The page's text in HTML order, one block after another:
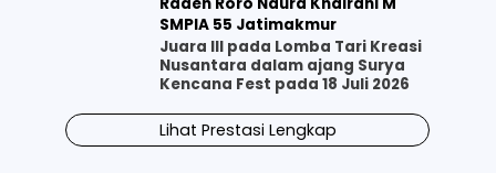
SMPIA 55 Jatimakmur
Juara III pada Lomba Tari Kreasi
Nusantara dalam ajang Surya
Kencana Fest pada 18 Juli 2026
Lihat Prestasi Lengkap